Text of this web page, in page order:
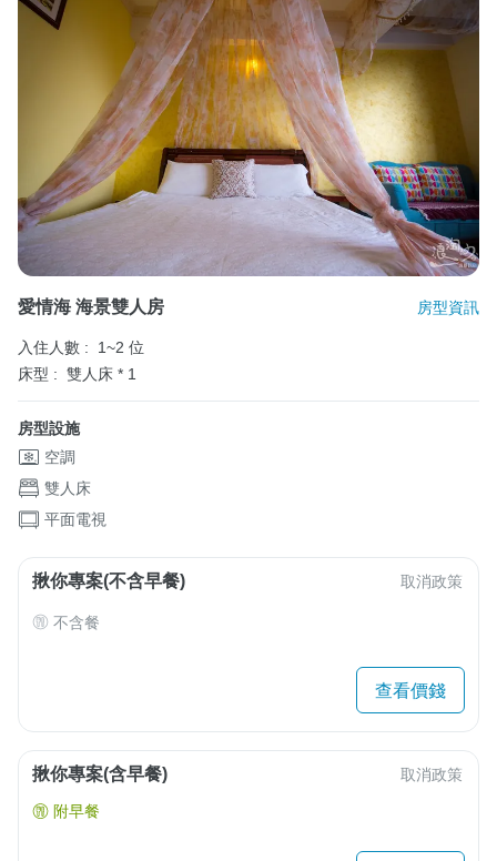
愛情海 海景雙人房 房型資訊
入住人數 :
1~2 位
床型 : 雙人床 * 1
房型設施
空調
雙人床
平面電視
揪你專案(不含早餐) 取消政策
不含餐
查看價錢
揪你專案(含早餐) 取消政策
附早餐